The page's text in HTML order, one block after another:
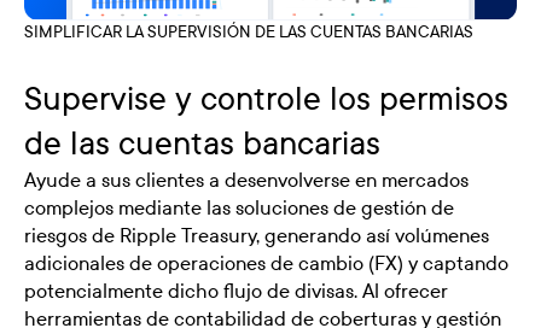
SIMPLIFICAR LA SUPERVISIÓN DE LAS CUENTAS BANCARIAS
Supervise y controle los permisos
de las cuentas bancarias
Ayude a sus clientes a desenvolverse en mercados
complejos mediante las soluciones de gestión de
riesgos de Ripple Treasury, generando así volúmenes
adicionales de operaciones de cambio (FX) y captando
potencialmente dicho flujo de divisas. Al ofrecer
herramientas de contabilidad de coberturas y gestión